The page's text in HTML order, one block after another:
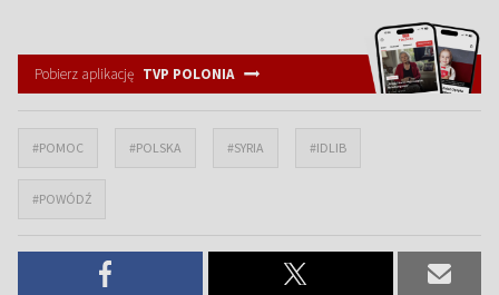
Pobierz aplikację TVP POLONIA
#POMOC #POLSKA #SYRIA #IDLIB
#POWÓDŹ